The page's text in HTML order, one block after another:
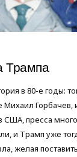
Трампа
в 80-е годы:
Горбачев,
пресса
и Трамп уже
желая